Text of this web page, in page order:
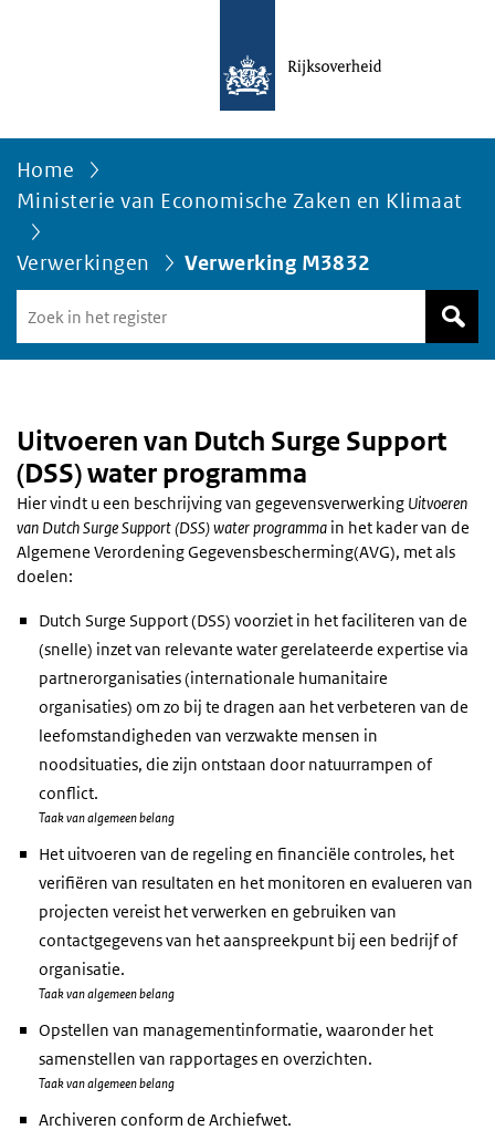
Home
Ministerie van Economische Zaken en Klimaat
Verwerkingen Verwerking M3832
in
het
Uitvoeren van Dutch Surge Support
(DSS) water programma
Hier vindt u een beschrijving van gegevensverwerking Uitvoeren
van Dutch Surge Support (DSS) water programma in het kader van de
Algemene Verordening Gegevensbescherming(AVG), met als
doelen:
Dutch Surge Support (DSS) voorziet in het faciliteren van de
(snelle) inzet van relevante water gerelateerde expertise via
partnerorganisaties (internationale humanitaire
organisaties) om zo bij te dragen aan het verbeteren van de
leefomstandigheden van verzwakte mensen in
noodsituaties, die zijn ontstaan door natuurrampen of
conflict.
Taak van algemeen belang
Het uitvoeren van de regeling en financiële controles, het
verifiëren van resultaten en het monitoren en evalueren van
projecten vereist het verwerken en gebruiken van
contactgegevens van het aanspreekpunt bij een bedrijf of
organisatie.
Taak van algemeen belang
Opstellen van managementinformatie, waaronder het
samenstellen van rapportages en overzichten.
Taak van algemeen belang
Archiveren conform de Archiefwet.